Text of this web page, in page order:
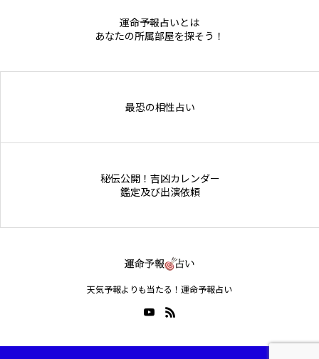
運命予報占いとは
あなたの所属部屋を探そう！
最恐の相性占い
秘伝公開！吉凶カレンダー
鑑定及び出演依頼
天気予報よりも当たる！運命予報占い